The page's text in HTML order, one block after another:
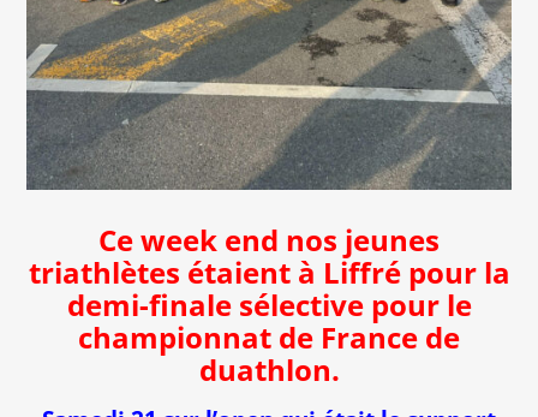
Ce week end nos jeunes
triathlètes étaient à Liffré pour la
demi-finale sélective pour le
championnat de France de
duathlon.